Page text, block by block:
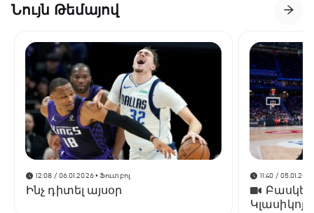
Նույն Թեմայով
12:08 / 06.01.2026• Ֆուտբոլ
Ինչ դիտել այսօր
11:40 /